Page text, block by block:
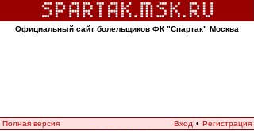
Официальный сайт болельщиков ФК "Спартак" Москва
Полная версия Вход • Регистрация